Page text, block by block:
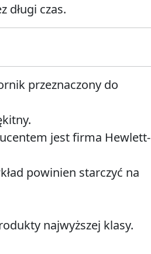
długi czas.
przeznaczony do
jest firma Hewlett-
powinien starczyć na
najwyższej klasy.